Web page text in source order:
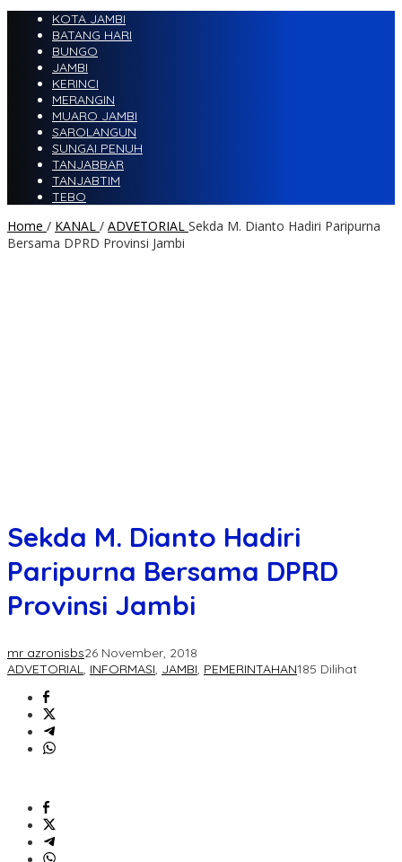
KOTA JAMBI
BATANG HARI
BUNGO
JAMBI
KERINCI
MERANGIN
MUARO JAMBI
SAROLANGUN
SUNGAI PENUH
TANJABBAR
TANJABTIM
TEBO
Home / KANAL / ADVETORIAL Sekda M. Dianto Hadiri Paripurna
Bersama DPRD Provinsi Jambi
Sekda M. Dianto Hadiri
Paripurna Bersama DPRD
Provinsi Jambi
mr azronisbs26 November, 2018
ADVETORIAL, INFORMASI, JAMBI, PEMERINTAHAN185 Dilihat